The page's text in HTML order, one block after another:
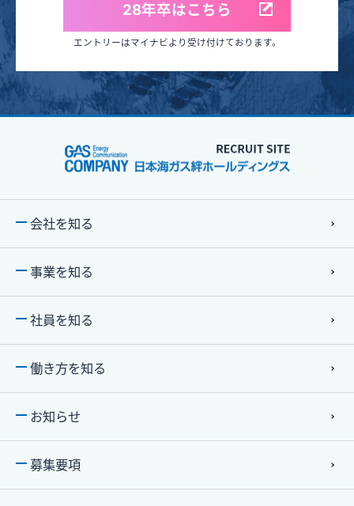
28年卒はこちら
エントリーはマイナビより受け付けております。
会社を知る
事業を知る
社員を知る
働き⽅を知る
お知らせ
募集要項